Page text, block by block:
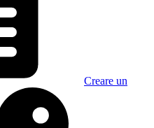
Creare un